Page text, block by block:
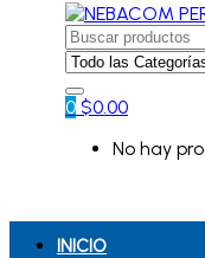
Search
for:
0 $0.00
No hay
INICIO